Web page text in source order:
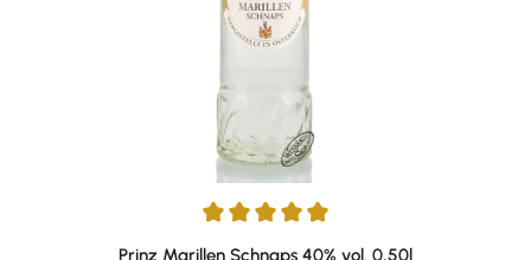
Durchschnittliche Bewertung von 4.93 von 5 Sternen
Prinz Marillen Schnaps 40% vol. 0,50l